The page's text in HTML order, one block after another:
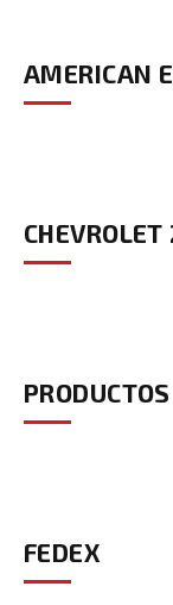
AMERICAN
FEDEX